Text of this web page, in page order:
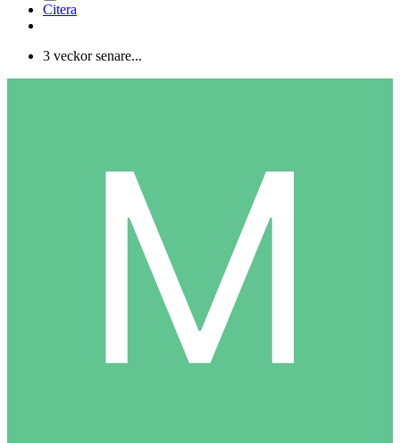
Citera
3 veckor senare...